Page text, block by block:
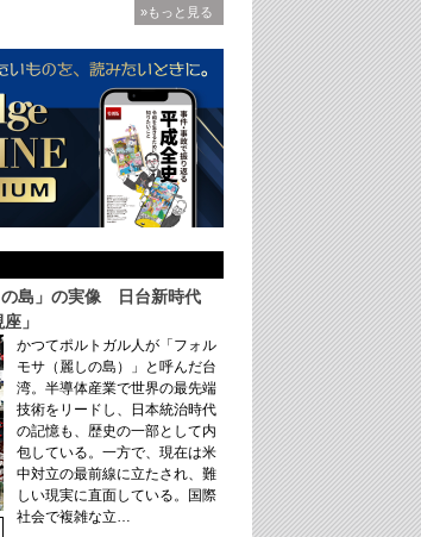
»もっと見る
島」の実像 日台新時代
」
かつてポルトガル人が「フォル
モサ（麗しの島）」と呼んだ台
湾。半導体産業で世界の最先端
技術をリードし、日本統治時代
の記憶も、歴史の一部として内
包している。一方で、現在は米
中対立の最前線に立たされ、難
しい現実に直面している。国際
社会で複雑な立…